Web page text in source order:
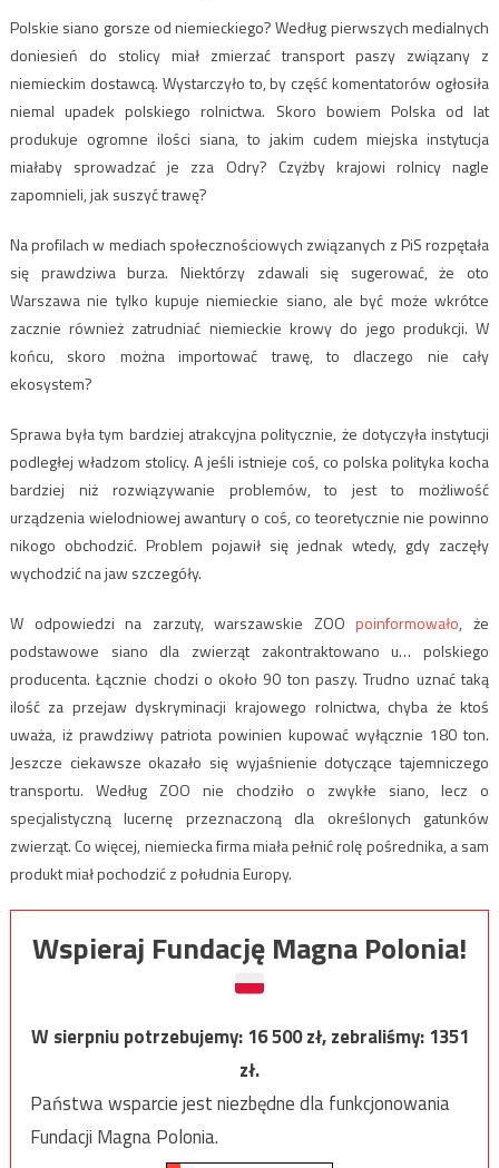
Polskie siano gorsze od niemieckiego? Według pierwszych medialnych
doniesień do stolicy miał zmierzać transport paszy związany z
niemieckim dostawcą. Wystarczyło to, by część komentatorów ogłosiła
niemal upadek polskiego rolnictwa. Skoro bowiem Polska od lat
produkuje ogromne ilości siana, to jakim cudem miejska instytucja
miałaby sprowadzać je zza Odry? Czyżby krajowi rolnicy nagle
zapomnieli, jak suszyć trawę?
Na profilach w mediach społecznościowych związanych z PiS rozpętała
się prawdziwa burza. Niektórzy zdawali się sugerować, że oto
Warszawa nie tylko kupuje niemieckie siano, ale być może wkrótce
zacznie również zatrudniać niemieckie krowy do jego produkcji. W
końcu, skoro można importować trawę, to dlaczego nie cały
ekosystem?
Sprawa była tym bardziej atrakcyjna politycznie, że dotyczyła instytucji
podległej władzom stolicy. A jeśli istnieje coś, co polska polityka kocha
bardziej niż rozwiązywanie problemów, to jest to możliwość
urządzenia wielodniowej awantury o coś, co teoretycznie nie powinno
nikogo obchodzić. Problem pojawił się jednak wtedy, gdy zaczęły
wychodzić na jaw szczegóły.
W odpowiedzi na zarzuty, warszawskie ZOOpoinformowało, że
podstawowe siano dla zwierząt zakontraktowano u… polskiego
producenta. Łącznie chodzi o około 90 ton paszy. Trudno uznać taką
ilość za przejaw dyskryminacji krajowego rolnictwa, chyba że ktoś
uważa, iż prawdziwy patriota powinien kupować wyłącznie 180 ton.
Jeszcze ciekawsze okazało się wyjaśnienie dotyczące tajemniczego
transportu. Według ZOO nie chodziło o zwykłe siano, lecz o
specjalistyczną lucernę przeznaczoną dla określonych gatunków
zwierząt. Co więcej, niemiecka firma miała pełnić rolę pośrednika, a sam
produkt miał pochodzić z południa Europy.
Wspieraj Fundację Magna Polonia!
W sierpniu potrzebujemy:16 500zł, zebraliśmy:1351
zł.
Państwa wsparcie jest niezbędne dla funkcjonowania
Fundacji Magna Polonia.